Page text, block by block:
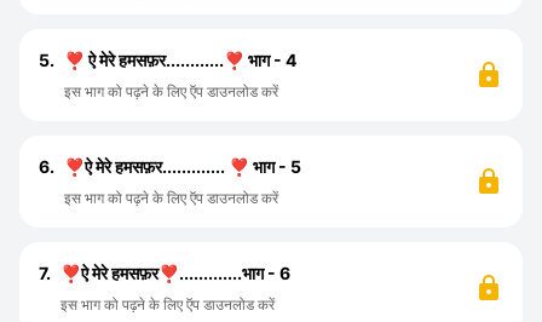
5. ❣️ ऐ मेरे हमसफ़र............❣️ भाग - 4
इस भाग को पढ़ने के लिए ऍप डाउनलोड करें
6. ❣️ऐ मेरे हमसफ़र............. ❣️ भाग - 5
इस भाग को पढ़ने के लिए ऍप डाउनलोड करें
7. ❣️ऐ मेरे हमसफ़र❣️.............भाग - 6
इस भाग को पढ़ने के लिए ऍप डाउनलोड करें